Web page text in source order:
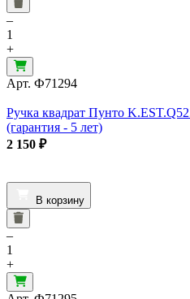
–
1
+
Арт. Ф71294
Ручка квадрат Пунто
(гарантия - 5 лет)
2 150 ₽
В корзину
–
1
+